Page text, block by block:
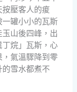
壓客人的痠
罐小小的瓦斯
山後四峰，出
烷」瓦斯，心
氣溫驟降到零
雪水都煮不